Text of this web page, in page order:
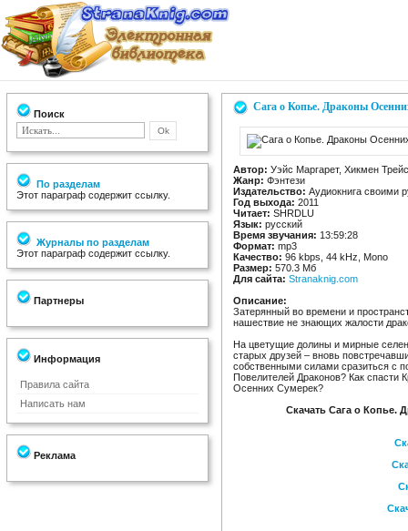
Поиск
По разделам
Этот параграф содержит ссылку.
Журналы по разделам
Этот параграф содержит ссылку.
Партнеры
Информация
Правила сайта
Написать нам
Реклама
Сага о Копье. Драконы
Автор: Уэйс Маргарет, Хикмен
Жанр: Фэнтези
Издательство: Аудиокнига своими
Год выхода: 2011
Читает: SHRDLU
Язык: русский
Время звучания: 13:59:28
Формат: mp3
Качество: 96 kbps, 44 kHz, Mono
Размер: 570.3 Мб
Для сайта: Stranaknig.com
Описание:
Затерянный во времени и
нашествие не знающих жалости
На цветущие долины и мирные
старых друзей – вновь
собственными силами сразиться с
Повелителей Драконов? Как спасти
Осенних Сумерек?
Скачать Сага о Копье.